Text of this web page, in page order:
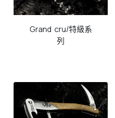
Grand cru/特級系
列​